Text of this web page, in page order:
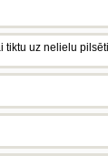
uz nelielu